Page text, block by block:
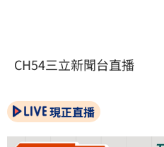
CH54三立新聞台直播
現正直播